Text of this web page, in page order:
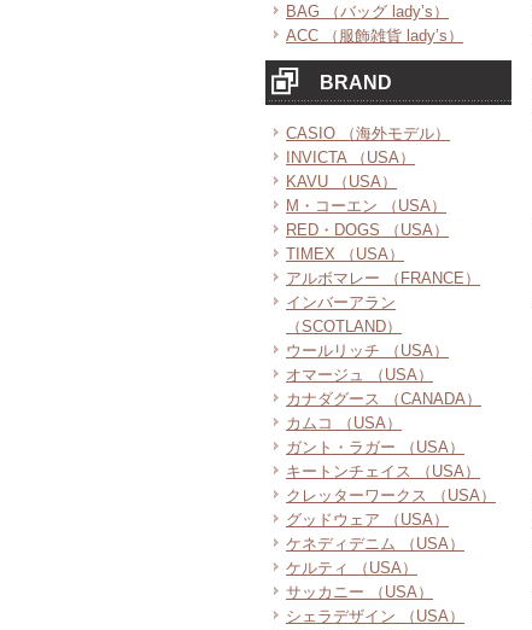
BAG （バッグ lady’s）
ACC （服飾雑貨 lady’s）
BRAND
CASIO （海外モデル）
INVICTA （USA）
KAVU （USA）
M・コーエン （USA）
RED・DOGS （USA）
TIMEX （USA）
アルボマレー （FRANCE）
インバーアラン
（SCOTLAND）
ウールリッチ （USA）
オマージュ （USA）
カナダグース （CANADA）
カムコ （USA）
ガント・ラガー （USA）
キートンチェイス （USA）
クレッターワークス （USA）
グッドウェア （USA）
ケネディデニム （USA）
ケルティ （USA）
サッカニー （USA）
シェラデザイン （USA）